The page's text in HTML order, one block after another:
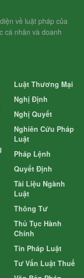
về luật pháp của
cá nhân và doanh
Luật Thương Mại
Nghị Định
Nghị Quyết
Nghiên Cứu Pháp
Luật
Pháp Lệnh
Quyết Định
Tài Liệu Ngành
Luật
Thông Tư
Thủ Tục Hành
Chính
Tin Pháp Luật
Tư Vấn Luật Thuế